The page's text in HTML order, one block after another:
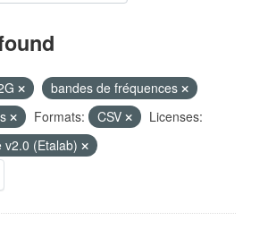
bandes de fréquences
Formats: CSV
Licenses:
v2.0 (Etalab)